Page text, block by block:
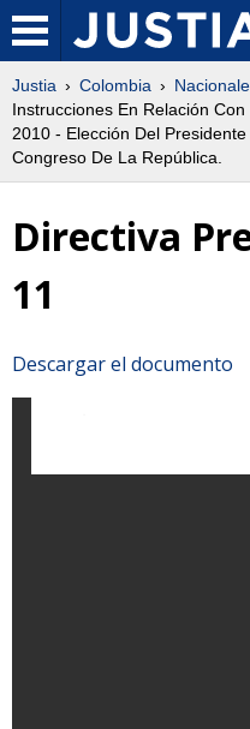
Justia Colombia
Instrucciones En Relación
2010 - Elección Del
Congreso De La República.
Directiva
11
Descargar el documento